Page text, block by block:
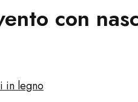
con